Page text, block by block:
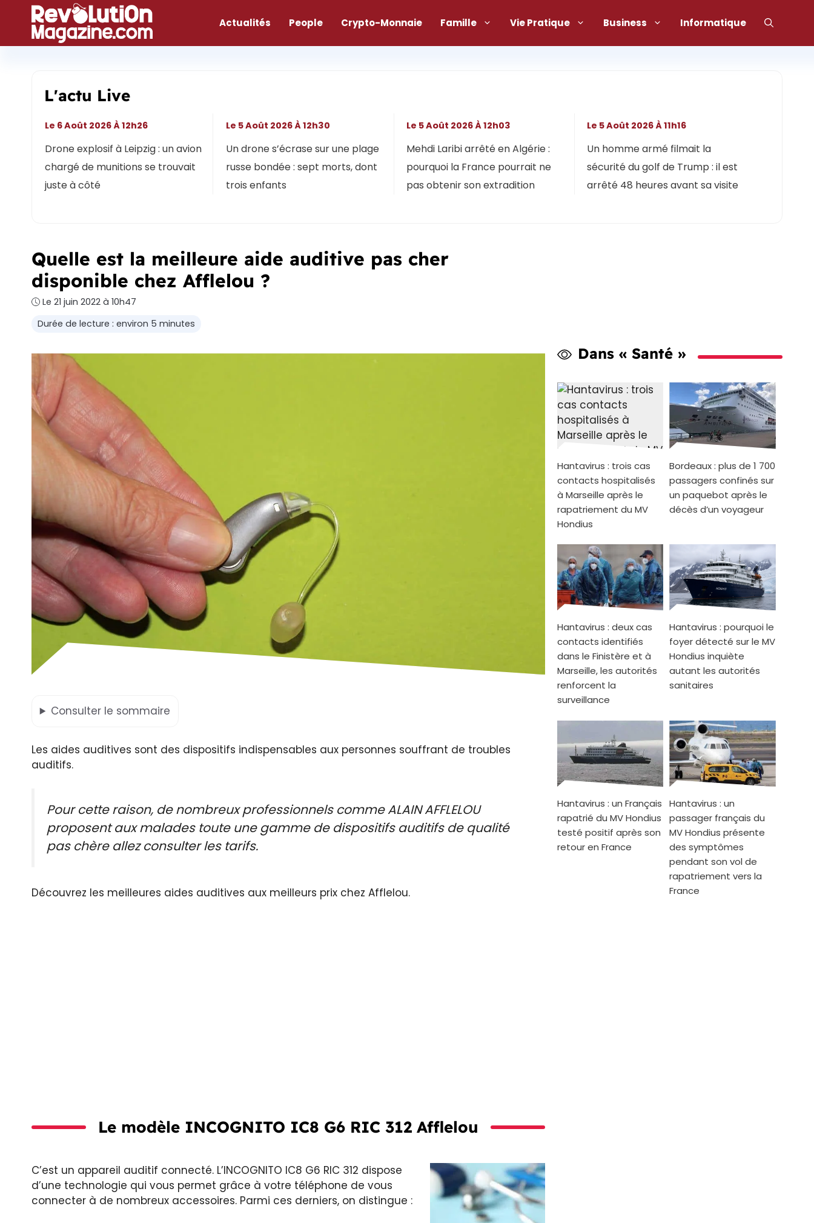
contenu
Actualités People Crypto-Monnaie Famille Vie Pratique Business Informatique
L'actu Live
Drone explosif à Leipzig : un avion
chargé de munitions se trouvait
juste à côté
Le 6 Août 2026 À 12h26
Un drone s’écrase sur une plage
russe bondée : sept morts, dont
trois enfants
Le 5 Août 2026 À 12h30
Mehdi Laribi arrêté en Algérie :
pourquoi la France pourrait ne
pas obtenir son extradition
Le 5 Août 2026 À 12h03
Un homme armé filmait la
sécurité du golf de Trump : il est
arrêté 48 heures avant sa visite
Le 5 Août 2026 À 11h16
Quelle est la meilleure aide auditive pas cher
disponible chez Afflelou ?
Le 21 juin 2022 à 10h47
Durée de lecture : environ 5 minutes
Consulter le sommaire
Les aides auditives sont des dispositifs indispensables aux personnes souffrant de troubles
auditifs.
Pour cette raison, de nombreux professionnels comme ALAIN AFFLELOU
proposent aux malades toute une gamme de dispositifs auditifs de qualité
pas chère allez consulter les tarifs.
Découvrez les meilleures aides auditives aux meilleurs prix chez Afflelou.
Le modèle INCOGNITO IC8 G6 RIC 312 Afflelou
C’est un appareil auditif connecté. L’INCOGNITO IC8 G6 RIC 312 dispose
d’une technologie qui vous permet grâce à votre téléphone de vous
connecter à de nombreux accessoires. Parmi ces derniers, on distingue :
Dans « Santé »
Hantavirus : trois cas
contacts hospitalisés
à Marseille après le
rapatriement du MV
Hondius
Bordeaux : plus de 1 700
passagers confinés sur
un paquebot après le
décès d’un voyageur
Hantavirus : deux cas
contacts identifiés
dans le Finistère et à
Marseille, les autorités
renforcent la
surveillance
Hantavirus : pourquoi le
foyer détecté sur le MV
Hondius inquiète
autant les autorités
sanitaires
Hantavirus : un Français
rapatrié du MV Hondius
testé positif après son
retour en France
Hantavirus : un
passager français du
MV Hondius présente
des symptômes
pendant son vol de
rapatriement vers la
France